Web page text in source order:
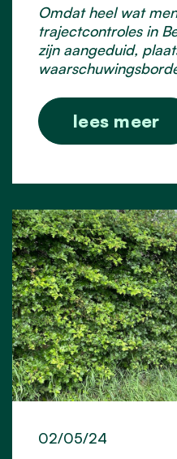
Omdat heel wat
trajectcontroles in
zijn aangeduid,
lees meer
02/05/24